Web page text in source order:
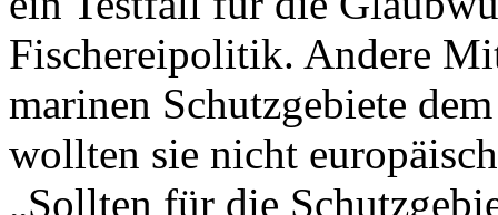
Fischereipolitik. Andere
marinen Schutzgebiete
wollten sie nicht
„Sollten für die